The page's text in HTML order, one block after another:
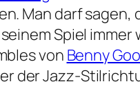
Man darf sagen,
Spiel
von Benny
der Jazz-